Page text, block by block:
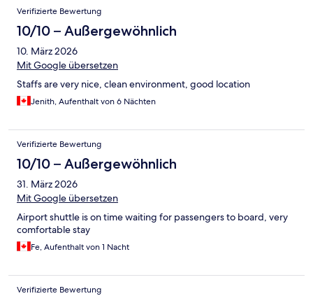
Verifizierte Bewertung
10/10 – Außergewöhnlich
10. März 2026
Mit Google übersetzen
Staffs are very nice, clean environment, good location
Jenith, Aufenthalt von 6 Nächten
Verifizierte Bewertung
10/10 – Außergewöhnlich
31. März 2026
Mit Google übersetzen
Airport shuttle is on time waiting for passengers to board, very
comfortable stay
Fe, Aufenthalt von 1 Nacht
Verifizierte Bewertung